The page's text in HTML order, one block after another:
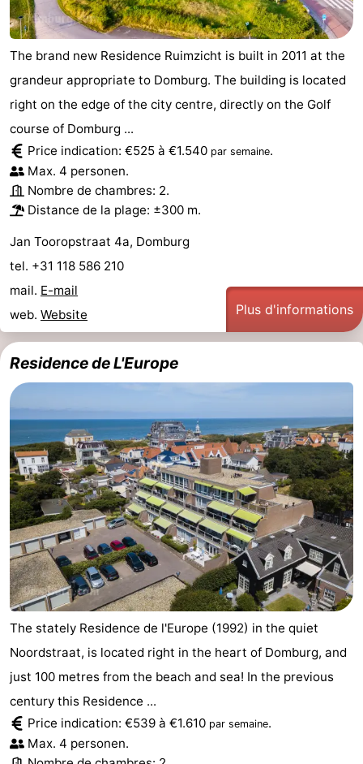
Bruinisse
-
Zierikzee
-
Nature
Oosterschelde
-
Burgh
Haamstede
-
Nature
Kop
van
Schouwen
Walcheren
-
Veere
-
Nature
Oranjezon
-
Oostkapelle
-
Nature
de
Mantelingen
-
Westkapelle
-
Zoutelande
Nature
Walcherse
bos
-
Dishoek
-
Vlissingen
-
Middelburg
Zeeuws-
Vlaanderen
-
Nieuwvliet
-
Sluis
-
Cadzand
-
Nature
Météo
The brand new Residence Ruimzicht is built in 2011 at the
grandeur appropriate to Domburg. The building is located
right on the edge of the city centre, directly on the Golf
course of Domburg ...
Price indication: €525 à €1.540 par semaine.
Max. 4 personen.
Nombre de chambres: 2.
Distance de la plage: ±300 m.
Jan Tooropstraat 4a, Domburg
tel. +31 118 586 210
mail. E-mail
web. Website Plus d'informations
Residence de L'Europe
The stately Residence de l'Europe (1992) in the quiet
Noordstraat, is located right in the heart of Domburg, and
just 100 metres from the beach and sea! In the previous
century this Residence ...
Price indication: €539 à €1.610 par semaine.
Max. 4 personen.